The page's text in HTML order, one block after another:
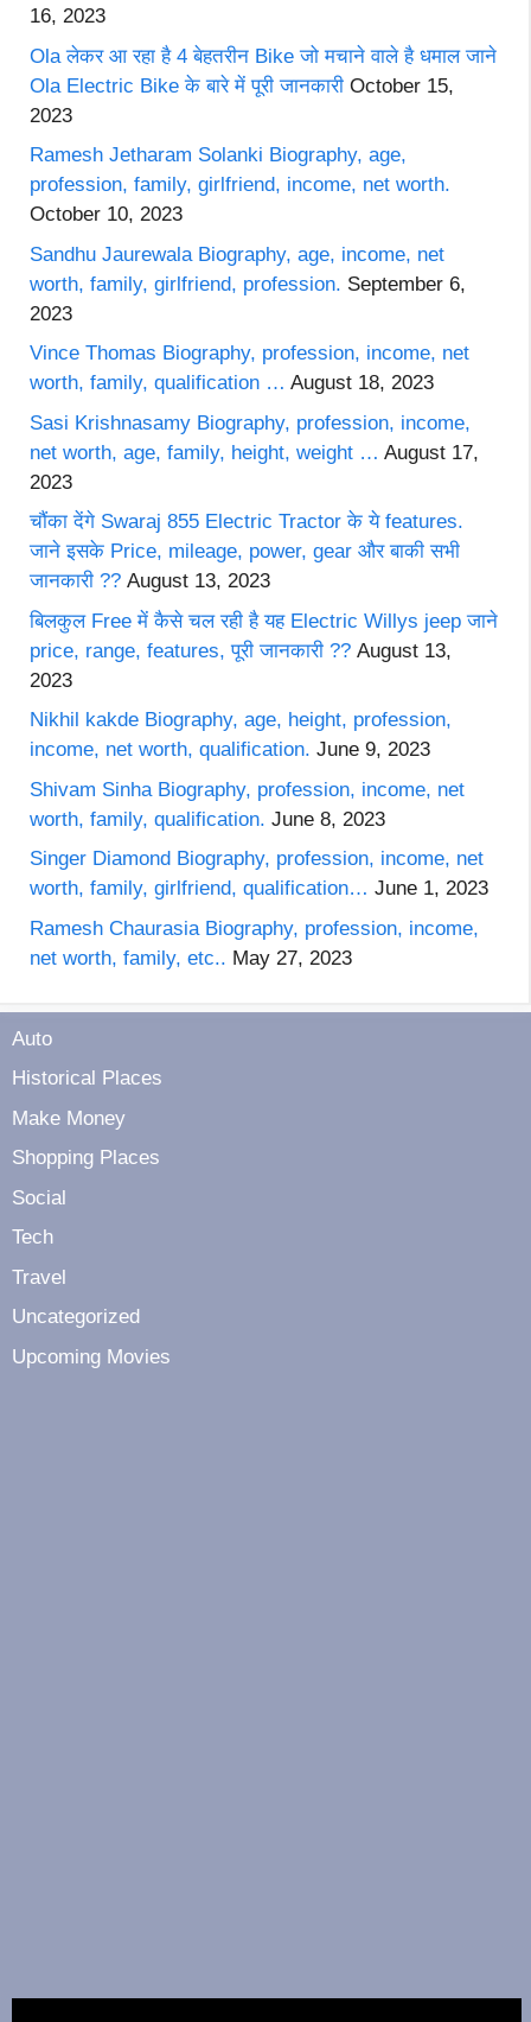
16, 2023
Ola लेकर आ रहा है 4 बेहतरीन Bike जो मचाने वाले है धमाल जाने
Ola Electric Bike के बारे में पूरी जानकारी October 15,
2023
Ramesh Jetharam Solanki Biography, age,
profession, family, girlfriend, income, net worth.
October 10, 2023
Sandhu Jaurewala Biography, age, income, net
worth, family, girlfriend, profession. September 6,
2023
Vince Thomas Biography, profession, income, net
worth, family, qualification … August 18, 2023
Sasi Krishnasamy Biography, profession, income,
net worth, age, family, height, weight … August 17,
2023
चौंका देंगे Swaraj 855 Electric Tractor के ये features.
जाने इसके Price, mileage, power, gear और बाकी सभी
जानकारी ?? August 13, 2023
बिलकुल Free में कैसे चल रही है यह Electric Willys jeep जाने
price, range, features, पूरी जानकारी ?? August 13,
2023
Nikhil kakde Biography, age, height, profession,
income, net worth, qualification. June 9, 2023
Shivam Sinha Biography, profession, income, net
worth, family, qualification. June 8, 2023
Singer Diamond Biography, profession, income, net
worth, family, girlfriend, qualification… June 1, 2023
Ramesh Chaurasia Biography, profession, income,
net worth, family, etc.. May 27, 2023
Auto
Historical Places
Make Money
Shopping Places
Social
Tech
Travel
Uncategorized
Upcoming Movies